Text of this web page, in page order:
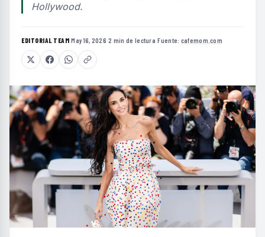
Hollywood.
EDITORIAL TEAM·May 16, 2026·2 min de lectura·Fuente: cafemom.com